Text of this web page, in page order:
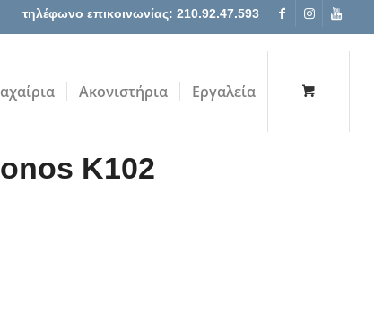
τηλέφωνο επικοινωνίας: 210.92.47.593
Ακονιστήρια Εργαλεία
K102